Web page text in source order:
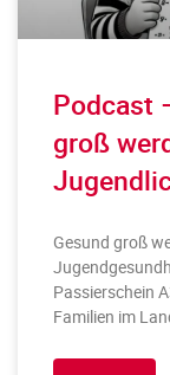
Podcast
groß
Gesund groß
Passierschein
Familien im